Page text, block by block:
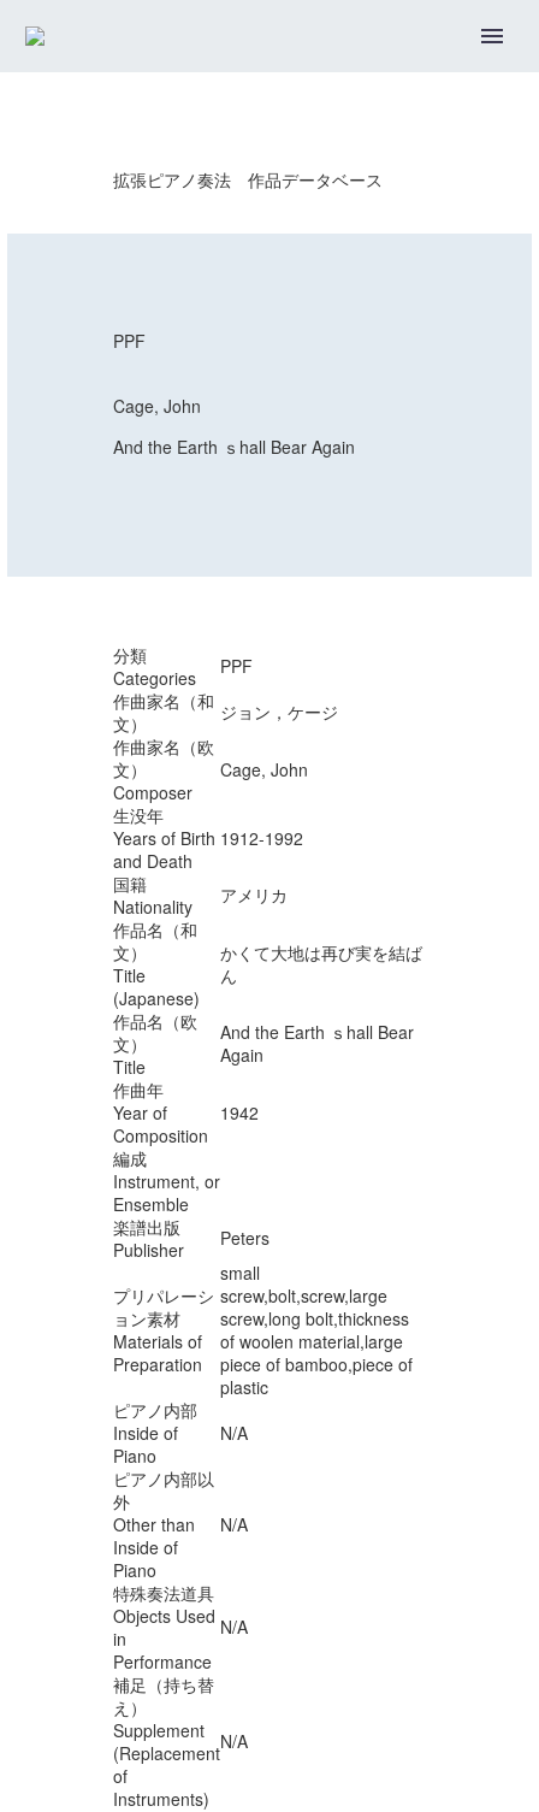
拡張ピアノ奏法 作品データベース
PPF
Cage, John
And the Earth ｓhall Bear Again
分類
Categories
PPF
作曲家名（和
文）
ジョン，ケージ
作曲家名（欧
文）
Composer
Cage, John
生没年
Years of Birth
and Death
1912-1992
国籍
Nationality
アメリカ
作品名（和
文）
Title
(Japanese)
かくて大地は再び実を結ば
ん
作品名（欧
文）
Title
And the Earth ｓhall Bear
Again
作曲年
Year of
Composition
1942
編成
Instrument, or
Ensemble
楽譜出版
Publisher
Peters
プリパレーシ
ョン素材
Materials of
Preparation
small
screw,bolt,screw,large
screw,long bolt,thickness
of woolen material,large
piece of bamboo,piece of
plastic
ピアノ内部
Inside of
Piano
N/A
ピアノ内部以
外
Other than
Inside of
Piano
N/A
特殊奏法道具
Objects Used
in
Performance
N/A
補足（持ち替
え）
Supplement
(Replacement
of
Instruments)
N/A